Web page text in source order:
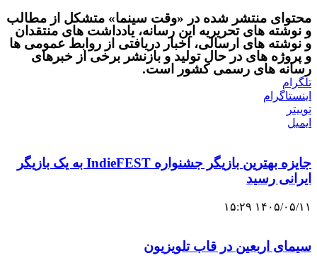
محتوای منتشر شده در «وقت سینما» متشکل از مطالب
و نوشته های تحریریه این رسانه، یادداشت های منتقدان
و نوشته های ارسالی، اخبار دریافتی از روابط عمومی ها
و پروژه های در حال تولید و بازنشر برخی از خبرهای
رسانه های رسمی کشور است.
تلگرام
اینستاگرام
توییتر
ایمیل
جایزه بهترین بازیگر جشنواره IndieFEST به یک بازیگر
ایرانی رسید
۱۴۰۵/۰۵/۱۱ ۱۵:۲۹
سیمای اربعین در قاب تلویزیون